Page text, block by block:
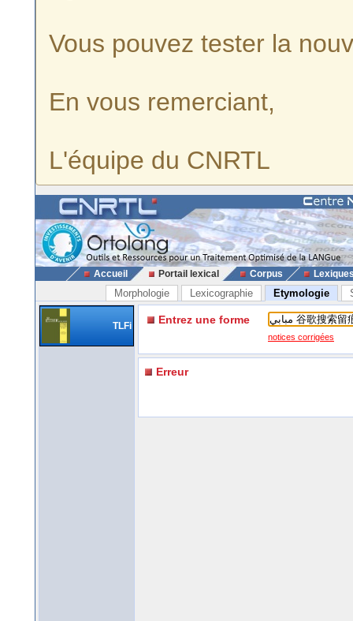
Vous pouvez tester la
En vous remerciant,
L'équipe du CNRTL
Accueil Portail lexical Corpus
Morphologie Lexicographie Etymologie
TLFi Entrez une forme
notices corrigées
Erreur